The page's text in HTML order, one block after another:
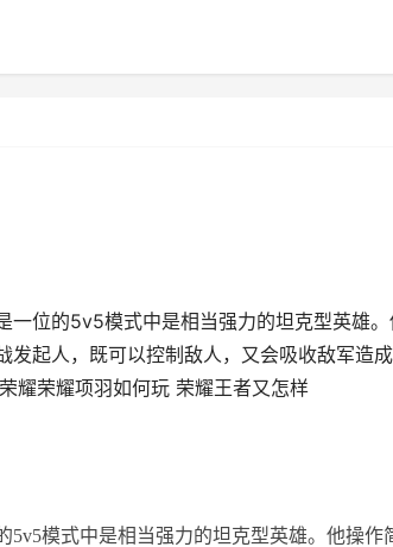
位的5v5模式中是相当强力的坦克型英雄。
起人，既可以控制敌人，又会吸收敌军造
耀荣耀项羽如何玩 荣耀王者又怎样
模式中是相当强力的坦克型英雄。他操作